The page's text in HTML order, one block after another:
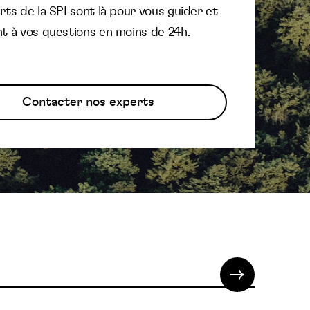
de la SPI sont là pour vous guider et
à vos questions en moins de 24h.
Contacter nos experts